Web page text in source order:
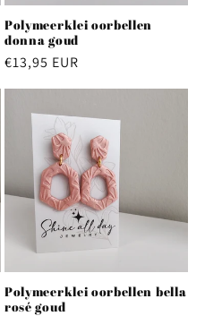
Polymeerklei oorbellen
donna goud
Normale
€13,95 EUR
Polymeerklei oorbellen bella
rosé goud